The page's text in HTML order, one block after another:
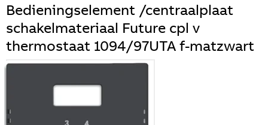
Bedieningselement /centraalplaat
schakelmateriaal Future cpl v
thermostaat 1094/97UTA f-matzwart